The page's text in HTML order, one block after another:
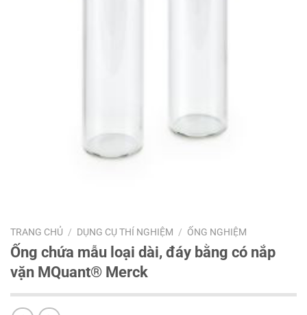
TRANG CHỦ / DỤNG CỤ THÍ NGHIỆM / ỐNG NGHIỆM
Ống chứa mẫu loại dài, đáy bằng có nắp
vặn MQuant® Merck